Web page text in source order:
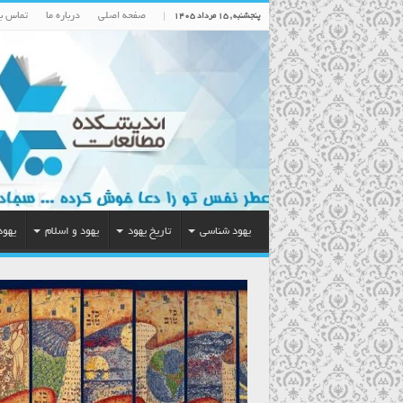
پنجشنبه , ۱۵ مرداد ۱۴۰۵ صفحه اصلی درباره ما تماس
یهود شناسی تاریخ یهود یهود و اسلام